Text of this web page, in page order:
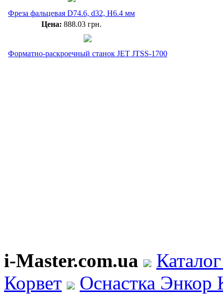
Фреза фальцевая D74.6, d32, H6.4 мм
Цена: 888.03 грн.
Форматно-раскроечный станок JET JTSS-1700
i-Master.com.ua
Корвет
Оснастка Энкор